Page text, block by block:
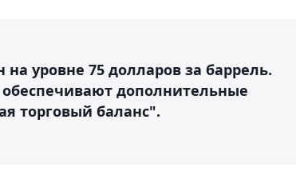
уровне 75 долларов за баррель.
дополнительные
торговый баланс".